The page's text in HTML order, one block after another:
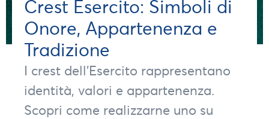
Crest Esercito: Simboli di
Onore, Appartenenza e
Tradizione
I crest dell’Esercito rappresentano
identità, valori e appartenenza.
Scopri come realizzarne uno su